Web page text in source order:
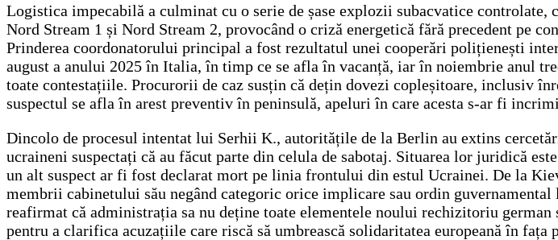
Logistica impecabilă a culminat cu o serie de șase explozii subacvatice
Nord Stream 1 și Nord Stream 2, provocând o criză energetică fără precedent pe
Prinderea coordonatorului principal a fost rezultatul unei cooperări polițienești
august a anului 2025 în Italia, în timp ce se afla în vacanță, iar în noiembrie anul
toate contestațiile. Procurorii de caz susțin că dețin dovezi copleșitoare, inclusiv
suspectul se afla în arest preventiv în peninsulă, apeluri în care acesta s-ar fi
Dincolo de procesul intentat lui Serhii K., autoritățile de la Berlin au extins
ucraineni suspectați că au făcut parte din celula de sabotaj. Situarea lor juridică
un alt suspect ar fi fost declarat mort pe linia frontului din estul Ucrainei. De la
membrii cabinetului său negând categoric orice implicare sau ordin
reafirmat că administrația sa nu deține toate elementele noului rechizitoriu
pentru a clarifica acuzațiile care riscă să umbrească solidaritatea europeană în fața